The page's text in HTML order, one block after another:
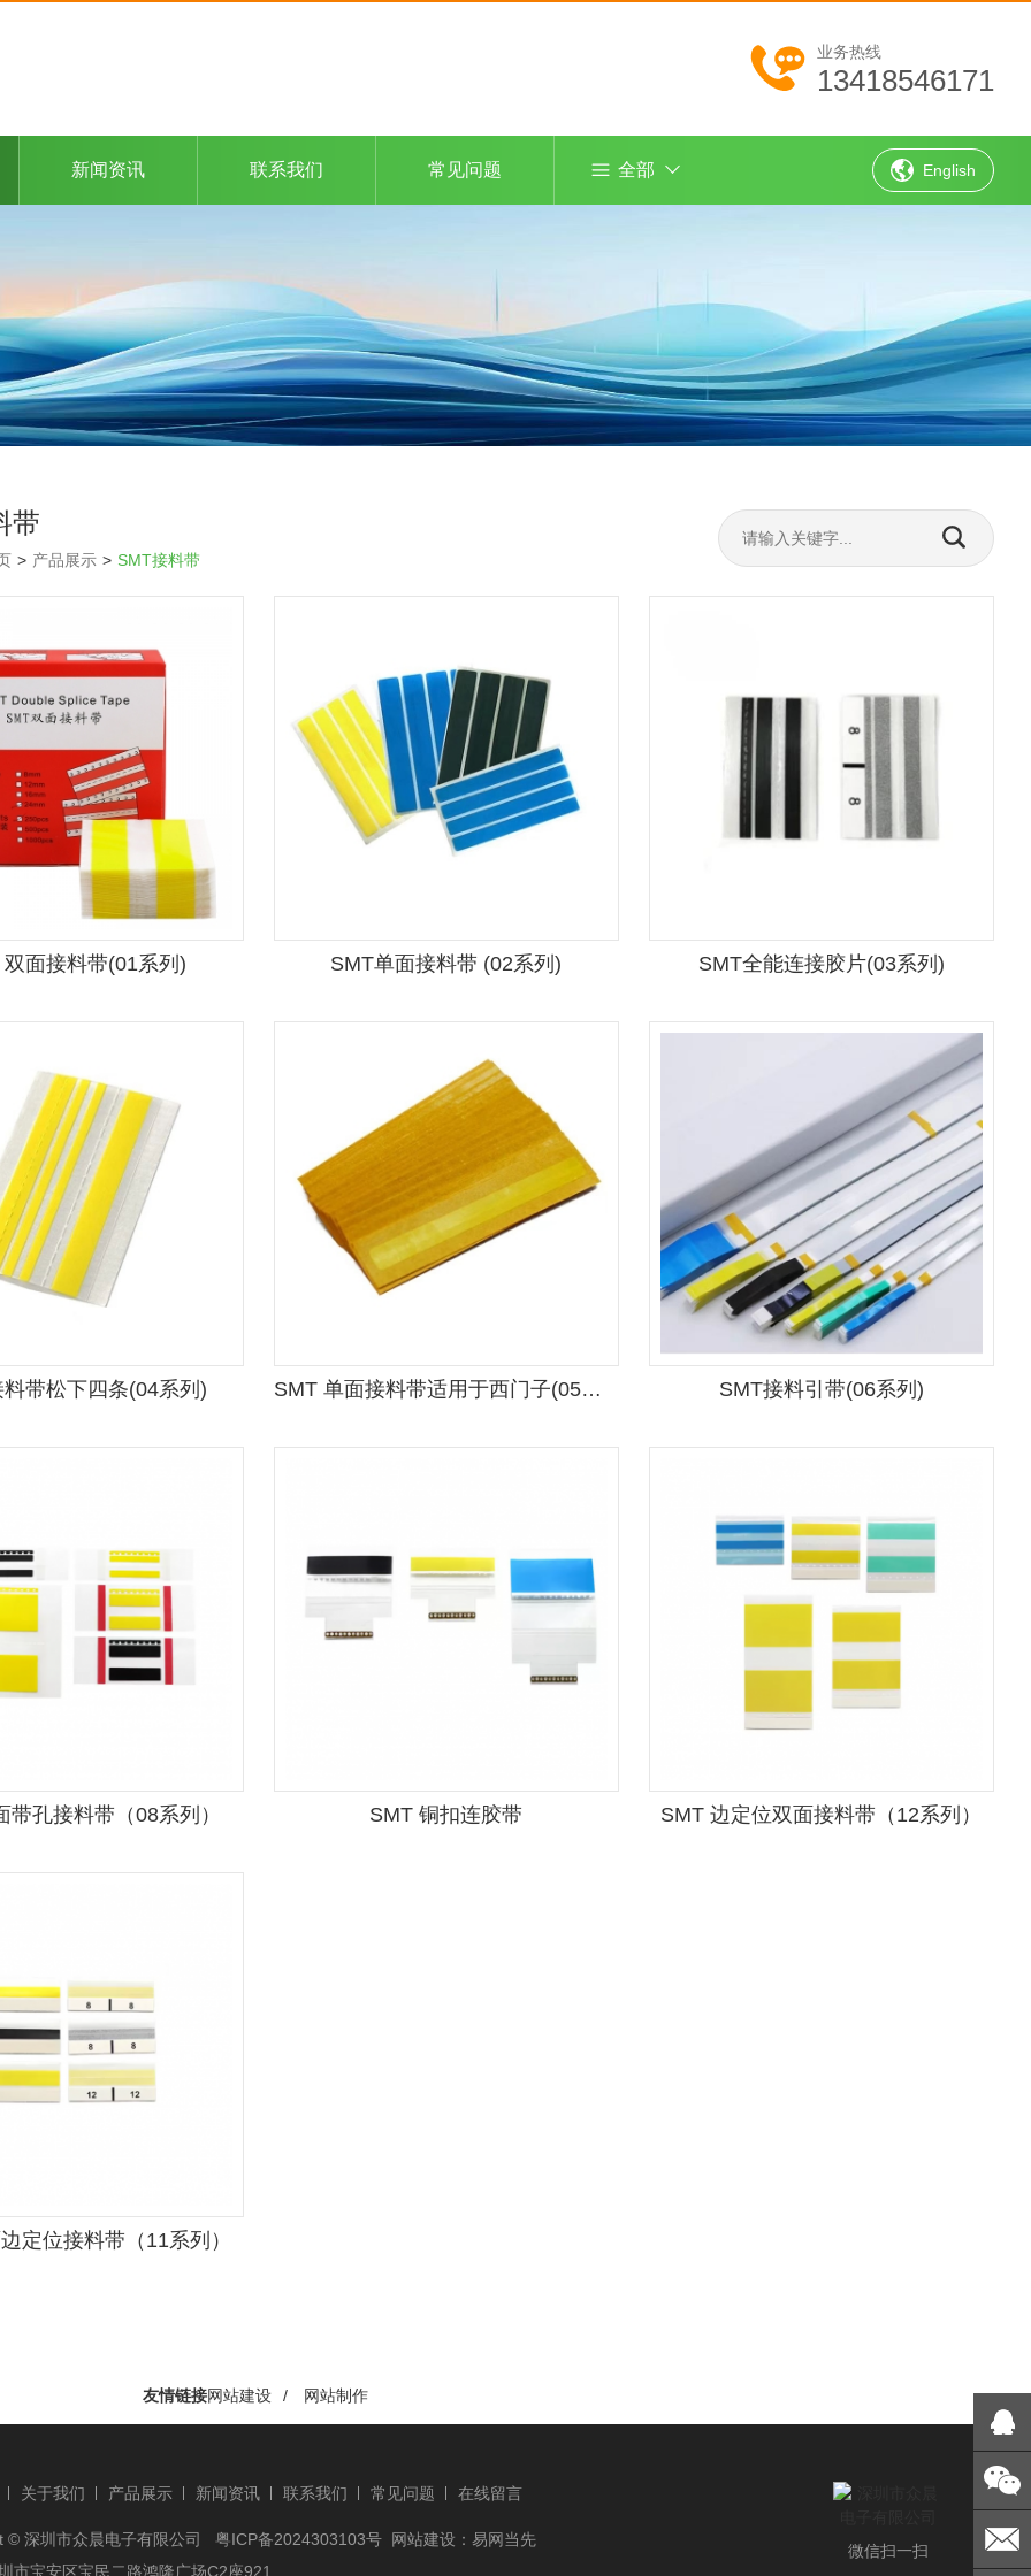
业务热线
13418546171
新闻资讯 联系我们 常见问题 全部 English
带
> 产品展示 > SMT接料带
双面接料带(01系列) SMT单面接料带 (02系列) SMT全能连接胶片(03系列)
带松下四条(04系列) SMT 单面接料带适用于西门子(05系列) SMT接料引带(06系列)
带孔接料带（08系列） SMT 铜扣连胶带 SMT 边定位双面接料带（12系列）
定位接料带（11系列）
友情链接网站建设 / 网站制作
关于我们 产品展示 新闻资讯 联系我们 常见问题 在线留言
© 深圳市众晨电子有限公司 粤ICP备2024303103号 网站建设 ： 易网当先
市宝安区宝民二路鸿隆广场C2座921
微信扫一扫